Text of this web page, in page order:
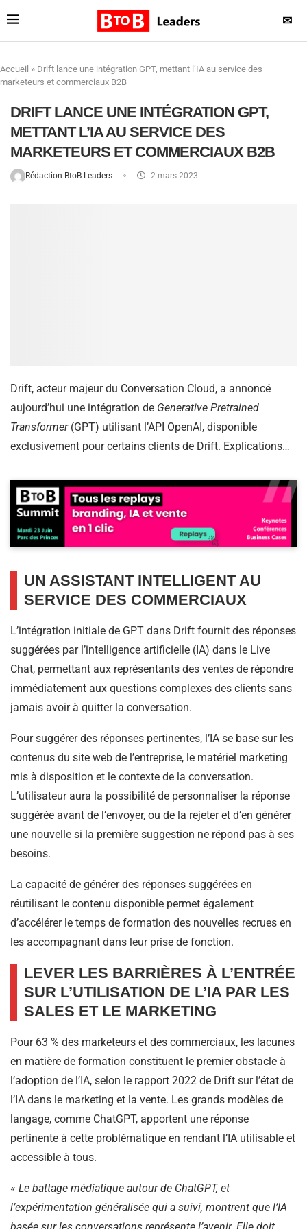
✉
Accueil » Drift lance une intégration GPT, mettant l’IA au service des
marketeurs et commerciaux B2B
DRIFT LANCE UNE INTÉGRATION GPT,
METTANT L’IA AU SERVICE DES
MARKETEURS ET COMMERCIAUX B2B
Rédaction BtoB Leaders 2 mars 2023
Drift, acteur majeur du Conversation Cloud, a annoncé
aujourd’hui une intégration de Generative Pretrained
Transformer (GPT) utilisant l’API OpenAI, disponible
exclusivement pour certains clients de Drift. Explications…
UN ASSISTANT INTELLIGENT AU
SERVICE DES COMMERCIAUX
L’intégration initiale de GPT dans Drift fournit des réponses
suggérées par l’intelligence artificielle (IA) dans le Live
Chat, permettant aux représentants des ventes de répondre
immédiatement aux questions complexes des clients sans
jamais avoir à quitter la conversation.
Pour suggérer des réponses pertinentes, l’IA se base sur les
contenus du site web de l’entreprise, le matériel marketing
mis à disposition et le contexte de la conversation.
L’utilisateur aura la possibilité de personnaliser la réponse
suggérée avant de l’envoyer, ou de la rejeter et d’en générer
une nouvelle si la première suggestion ne répond pas à ses
besoins.
La capacité de générer des réponses suggérées en
réutilisant le contenu disponible permet également
d’accélérer le temps de formation des nouvelles recrues en
les accompagnant dans leur prise de fonction.
LEVER LES BARRIÈRES À L’ENTRÉE
SUR L’UTILISATION DE L’IA PAR LES
SALES ET LE MARKETING
Pour 63 % des marketeurs et des commerciaux, les lacunes
en matière de formation constituent le premier obstacle à
l’adoption de l’IA, selon le rapport 2022 de Drift sur l’état de
l’IA dans le marketing et la vente. Les grands modèles de
langage, comme ChatGPT, apportent une réponse
pertinente à cette problématique en rendant l’IA utilisable et
accessible à tous.
« Le battage médiatique autour de ChatGPT, et
l’expérimentation généralisée qui a suivi, montrent que l’IA